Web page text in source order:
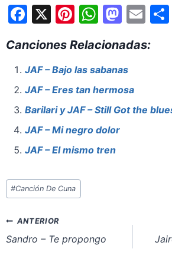
F
c
e
b
o
o
k
X Pi
er
e
st
W
at
s
A
p
p
M
st
o
d
o
E
ai
S
Canciones Relacionadas:
JAF – Bajo las sabanas
JAF – Eres tan hermosa
Barilari y JAF – Still Got the
JAF – Mi negro dolor
JAF – El mismo tren
Etiquetas
de
entrada:
#Canción De Cuna
Navegación
de
ANTERIOR
Sandro – Te propongo